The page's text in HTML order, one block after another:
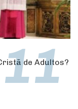
de Adultos?